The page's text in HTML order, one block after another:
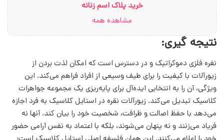
خرید پلاک اسم زنانه
مشاهده همه
نتیجه گیری:
نقره فلزی دموکراتیک و در دسترس است که امکان لذت بردن از
زیورآلات با کیفیت را برای طیف وسیعی از افراد فراهم می‌کند. این
ویژگی، آن را به انتخابی ایده‌آل برای پایه‌ریزی یک مجموعه جواهرات
کلاسیک تبدیل می‌کند. زیورآلات نقره در استایل کلاسیک به فرد اجازه
می‌دهد با حفظ اصالت و ظرافت، شخصیت خود را بیان کند. آنها نه
فریاد می‌زنند و نه پنهان می‌شوند، بلکه با اعتماد به نفس آرامی حضور